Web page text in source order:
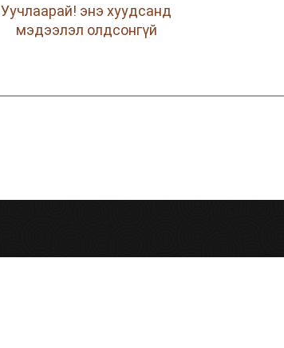
Уучлаарай! энэ хуудсанд
мэдээлэл олдсонгүй